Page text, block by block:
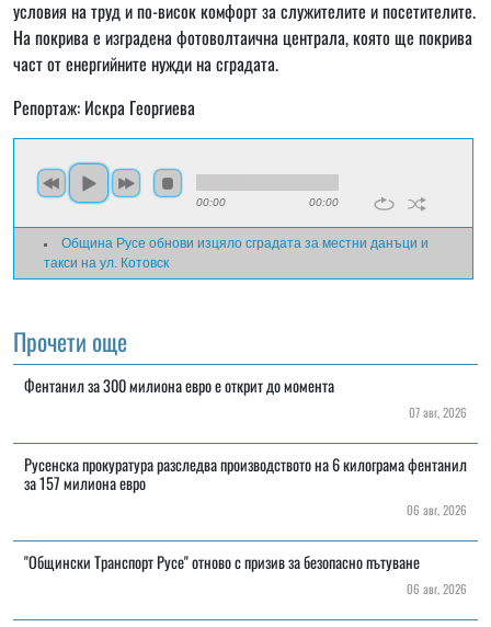
условия на труд и по-висок комфорт за служителите и посетителите.
На покрива е изградена фотоволтаична централа, която ще покрива
част от енергийните нужди на сградата.
Репортаж: Искра Георгиева
00:00 00:00
Община Русе обнови изцяло сградата за местни данъци и
такси на ул. Котовск
Прочети още
Фентанил за 300 милиона евро е открит до момента
07 авг, 2026
Русенска прокуратура разследва производството на 6 килограма фентанил
за 157 милиона евро
06 авг, 2026
"Общински Транспорт Русе" отново с призив за безопасно пътуване
06 авг, 2026